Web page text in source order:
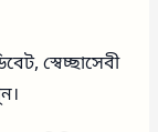
স্বেচ্ছাসেবী